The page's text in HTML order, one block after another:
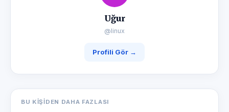
Uğur
@linux
Profili Gör →
BU KIŞIDEN DAHA FAZLASI